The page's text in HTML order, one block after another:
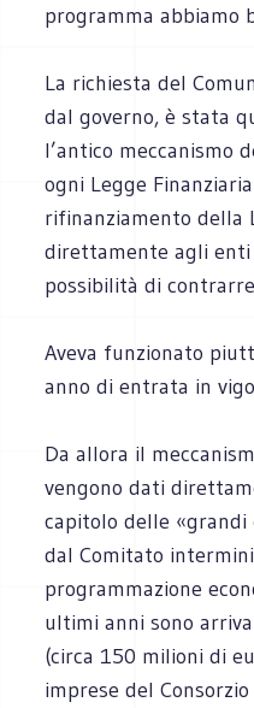
programma abbiamo
La richiesta del
dal governo, è stata
l’antico meccanismo
ogni Legge
rifinanziamento della
direttamente agli
possibilità di
Aveva funzionato
anno di entrata in
Da allora il
vengono dati
capitolo delle
dal Comitato
programmazione
ultimi anni sono
(circa 150 milioni di
imprese del